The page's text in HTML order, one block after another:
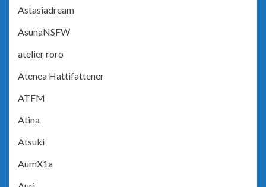
Astasiadream
AsunaNSFW
atelier roro
Atenea Hattifattener
ATFM
Atina
Atsuki
AumX1a